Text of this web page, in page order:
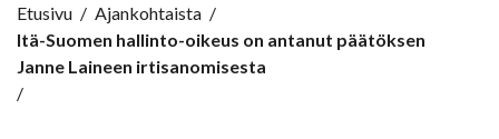
Etusivu / Ajankohtaista /
Itä-Suomen hallinto-oikeus on antanut päätöksen
Janne Laineen irtisanomisesta
/